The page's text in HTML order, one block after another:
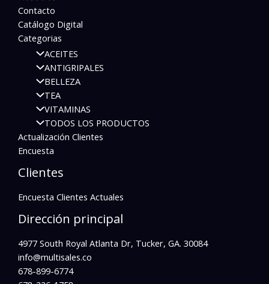
Contacto
Catálogo Digital
Categorias
ACEITES
ANTIGRIPALES
BELLEZA
TEA
VITAMINAS
TODOS LOS PRODUCTOS
Actualización Clientes
Encuesta
Clientes
Encuesta Clientes Actuales
Dirección principal
4977 South Royal Atlanta Dr, Tucker, GA. 30084
info@multisales.co​
678-899-6774